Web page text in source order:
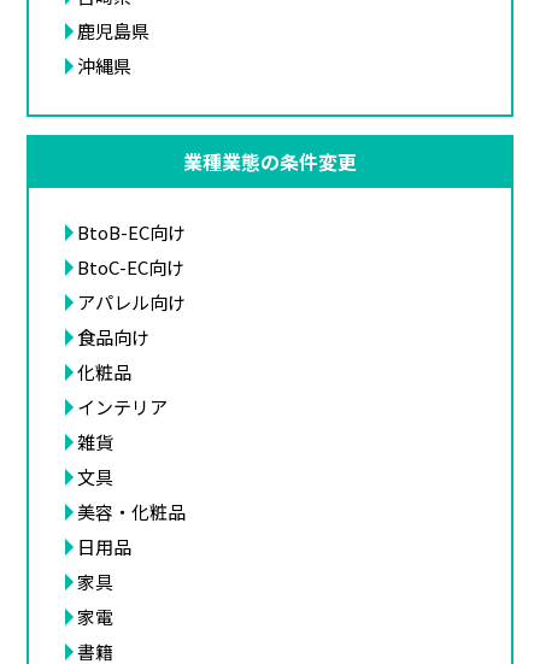
鹿児島県
沖縄県
業種業態の条件変更
BtoB-EC向け
BtoC-EC向け
アパレル向け
食品向け
化粧品
インテリア
雑貨
文具
美容・化粧品
日用品
家具
家電
書籍